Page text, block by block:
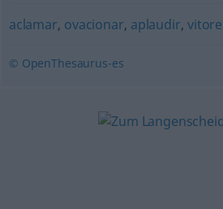
aclamar, ovacionar, aplaudir,
© OpenThesaurus-es